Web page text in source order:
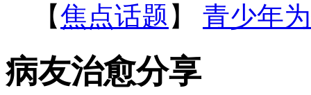
【焦点话题 】 青少年
病友治愈分享